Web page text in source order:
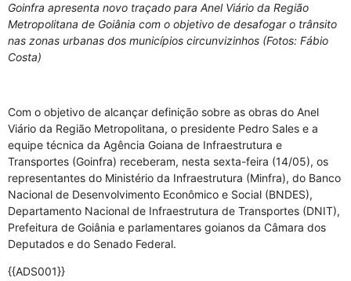
Goinfra apresenta novo traçado para Anel Viário da Região
Metropolitana de Goiânia com o objetivo de desafogar o trânsito
nas zonas urbanas dos municípios circunvizinhos (Fotos: Fábio
Costa)
Com o objetivo de alcançar definição sobre as obras do Anel
Viário da Região Metropolitana, o presidente Pedro Sales e a
equipe técnica da Agência Goiana de Infraestrutura e
Transportes (Goinfra) receberam, nesta sexta-feira (14/05), os
representantes do Ministério da Infraestrutura (Minfra), do Banco
Nacional de Desenvolvimento Econômico e Social (BNDES),
Departamento Nacional de Infraestrutura de Transportes (DNIT),
Prefeitura de Goiânia e parlamentares goianos da Câmara dos
Deputados e do Senado Federal.
{{ADS001}}